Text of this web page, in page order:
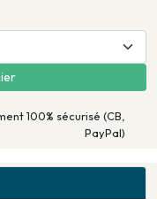
100% sécurisé (CB,
PayPal)